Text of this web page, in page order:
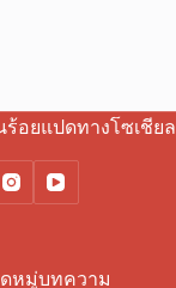
อยแปดทางโซเชียล
หมู่บทความ